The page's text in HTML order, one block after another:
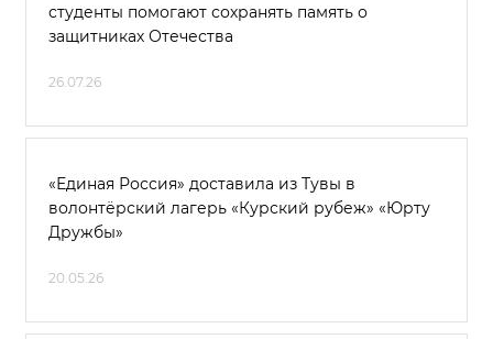
студенты помогают сохранять память о
защитниках Отечества
26.07.26
«Единая Россия» доставила из Тувы в
волонтёрский лагерь «Курский рубеж» «Юрту
Дружбы»
20.05.26